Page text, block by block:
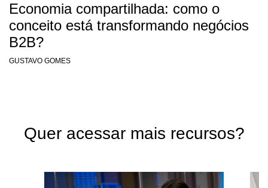
Economia compartilhada: como o
conceito está transformando negócios
B2B?
GUSTAVO GOMES
Quer acessar mais recursos?